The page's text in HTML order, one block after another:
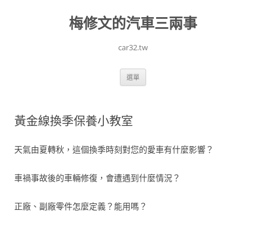
梅修文的汽車三兩事
car32.tw
選單
黃金線換季保養小教室
天氣由夏轉秋，這個換季時刻對您的愛車有什麼影響？
車禍事故後的車輛修復，會遭遇到什麼情況？
正廠、副廠零件怎麼定義？能用嗎？